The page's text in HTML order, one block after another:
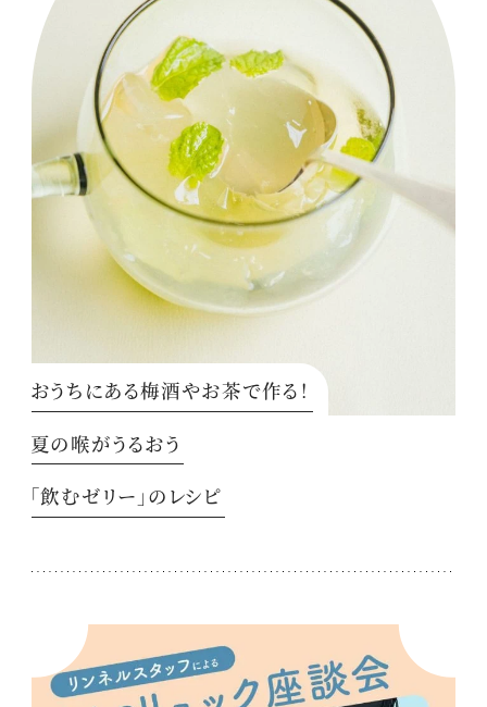
おうちにある梅酒やお茶で作る！
夏の喉がうるおう
「飲むゼリー」のレシピ